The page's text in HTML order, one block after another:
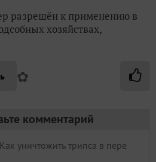
разрешён к применению в
хозяйствах,
✿
комментарий